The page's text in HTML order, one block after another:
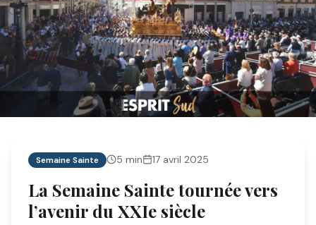
Semaine Sainte 5 min 17 avril 2025
La Semaine Sainte tournée vers
l’avenir du XXIe siècle